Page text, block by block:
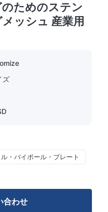
ためのステン
ッシュ 産業用
ズ
・バイポール・プレート
合わせ